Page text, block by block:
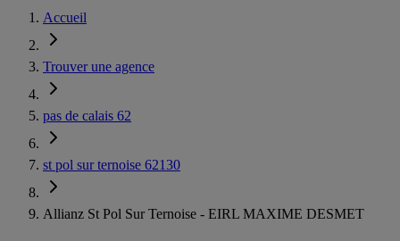
Accueil
Trouver une agence
pas de calais 62
st pol sur ternoise 62130
Allianz St Pol Sur Ternoise - EIRL MAXIME DESMET